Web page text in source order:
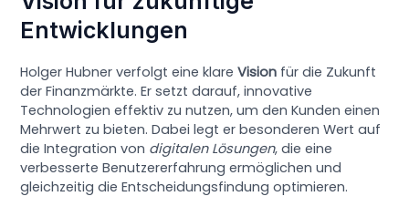
Entwicklungen
Holger Hubner verfolgt eine klareVision für die Zukunft
der Finanzmärkte. Er setzt darauf, innovative
Technologien effektiv zu nutzen, um den Kunden einen
Mehrwert zu bieten. Dabei legt er besonderen Wert auf
die Integration von digitalen Lösungen, die eine
verbesserte Benutzererfahrung ermöglichen und
gleichzeitig die Entscheidungsfindung optimieren.